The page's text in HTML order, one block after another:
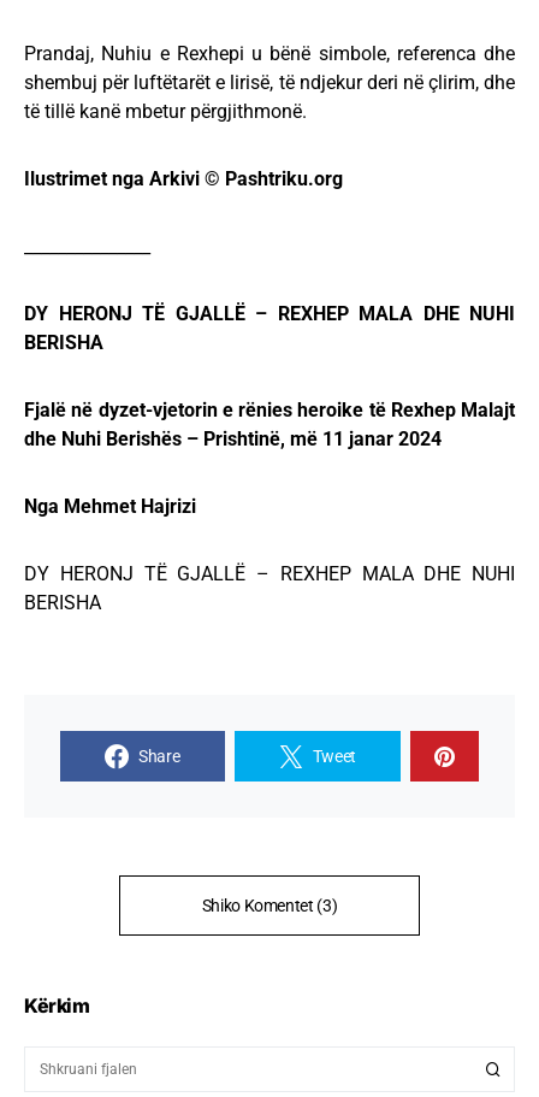
Prandaj, Nuhiu e Rexhepi u bënë simbole, referenca dhe
shembuj për luftëtarët e lirisë, të ndjekur deri në çlirim, dhe
të tillë kanë mbetur përgjithmonë.
Ilustrimet nga Arkivi © Pashtriku.org
DY HERONJ TË GJALLË – REXHEP MALA DHE NUHI
BERISHA
Fjalë në dyzet-vjetorin e rënies heroike të Rexhep Malajt
dhe Nuhi Berishës – Prishtinë, më 11 janar 2024
Nga Mehmet Hajrizi
DY HERONJ TË GJALLË – REXHEP MALA DHE NUHI
BERISHA
Share Tweet
Shiko Komentet (3)
Kërkim